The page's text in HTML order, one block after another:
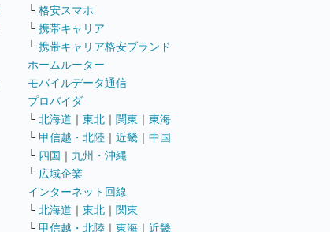
└ 格安スマホ
└ 携帯キャリア
└ 携帯キャリア格安ブランド
ホームルーター
モバイルデータ通信
プロバイダ
└ 北海道 ｜ 東北 ｜ 関東 ｜ 東海
└ 甲信越・北陸 ｜ 近畿 ｜ 中国
└ 四国 ｜ 九州・沖縄
└ 広域企業
インターネット回線
└ 北海道 ｜ 東北 ｜ 関東
└ 甲信越・北陸 ｜ 東海 ｜ 近畿